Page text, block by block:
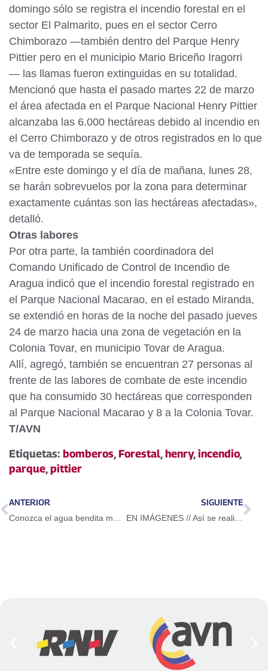
domingo sólo se registra el incendio forestal en el
sector El Palmarito, pues en el sector Cerro
Chimborazo —también dentro del Parque Henry
Pittier pero en el municipio Mario Briceño Iragorri
— las llamas fueron extinguidas en su totalidad.
Mencionó que hasta el pasado martes 22 de marzo
el área afectada en el Parque Nacional Henry Pittier
alcanzaba las 6.000 hectáreas debido al incendio en
el Cerro Chimborazo y de otros registrados en lo que
va de temporada se sequía.
«Entre este domingo y el día de mañana, lunes 28,
se harán sobrevuelos por la zona para determinar
exactamente cuántas son las hectáreas afectadas»,
detalló.
Otras labores
Por otra parte, la también coordinadora del
Comando Unificado de Control de Incendio de
Aragua indicó que el incendio forestal registrado en
el Parque Nacional Macarao, en el estado Miranda,
se extendió en horas de la noche del pasado jueves
24 de marzo hacia una zona de vegetación en la
Colonia Tovar, en municipio Tovar de Aragua.
Allí, agregó, también se encuentran 27 personas al
frente de las labores de combate de este incendio
que ha consumido 30 hectáreas que corresponden
al Parque Nacional Macarao y 8 a la Colonia Tovar.
T/AVN
Etiquetas: bomberos, Forestal,henry,incendio,
parque,pittier
ANTERIOR SIGUIENTE
EN IMÁGENES // Así se realizó la tradicional quema de Judas en Caracas